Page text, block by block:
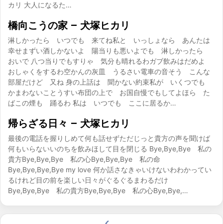
カリ 大人になるた…
橋向こうの家 – 犬塚ヒカリ
淋しかったら いつでも 来てね私と いっしょなら あんたは
幸せまずい酒しかないよ 陽当りも悪いよでも 淋しかったら
おいで 八つ当りでもすりゃ 気分も晴れるわガブ飲みはだめよ
おしゃくをするわ空かんの灰皿 うるさい電車の音そう こんな
部屋だけど 又ね 身の上話は 聞かない約束私が いくつでも
かまわないことうすい布団の上で お国自慢でもしてよほら た
ばこの煙も 踊るわ 私は いつでも ここに居るか…
帰らざる日々 – 犬塚ヒカリ
最後の電話を握りしめて何も話せずただじっと貴方の声を聞けば
何もいらないいのちを飲みほして目を閉じる Bye,Bye,Bye 私の
貴方Bye,Bye,Bye 私の心Bye,Bye,Bye 私の命
Bye,Bye,Bye,Bye my love 何か話さなきゃいけないわわかってい
るけれど目の前を楽しい日々がぐるぐるまわるだけ
Bye,Bye,Bye 私の貴方Bye,Bye,Bye 私の心Bye,Bye,…